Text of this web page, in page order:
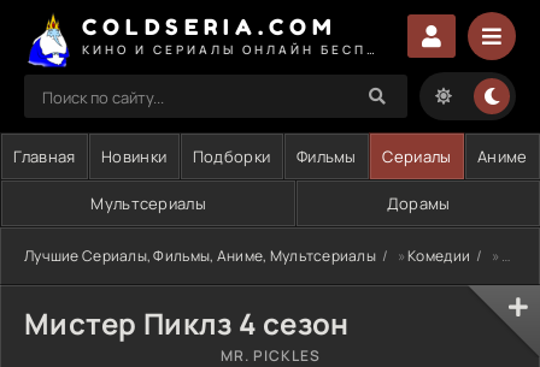
COLDSERIA.COM
Главная Новинки Подборки Фильмы Сериалы Аниме
Мультсериалы Дорамы
Лучшие Сериалы, Фильмы, Аниме, Мультсериалы »Комедии » Мистер Пиклз 4 сезон
Мистер Пиклз 4 сезон
MR. PICKLES